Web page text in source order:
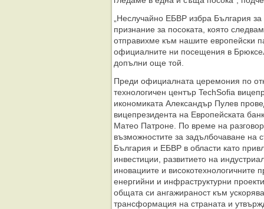
„Неслучайно ЕБВР избра България
признание за посоката, която
отправихме към нашите европейски
официалните ни посещения в
допълни още той.
Преди официалната церемония по
технологичен център TechSofia
икономиката Александър Пулев
вицепрезидента на Европейската
Матео Патроне. По време на
възможностите за задълбочаване на
България и ЕБВР в области като
инвестиции, развитието на
иновациите и високотехнологичните
енергийни и инфраструктурни
общата си ангажираност към
трансформация на страната и